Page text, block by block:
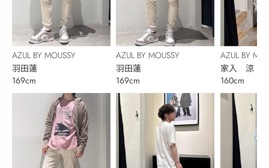
AZUL BY MOUSSY
羽田蓮
169cm
AZUL BY MOUSSY
羽田蓮
169cm
AZUL BY
家入 涼
160cm